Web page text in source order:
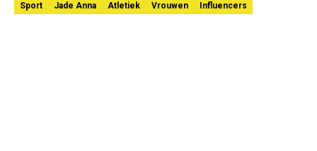
Sport Jade Anna Atletiek Vrouwen Influencers